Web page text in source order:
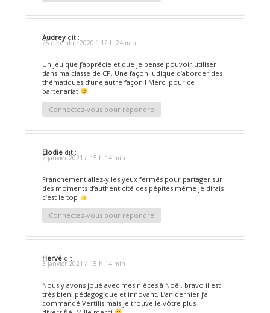
Audrey dit :
25 décembre 2020 à 12 h 24 min
Un jeu que j’apprécie et que je pense pouvoir utiliser
dans ma classe de CP. Une façon ludique d’aborder des
thématiques d’une autre façon ! Merci pour ce
partenariat
Connectez-vous pour répondre
Elodie dit :
2 janvier 2021 à 15 h 14 min
Franchement allez-y les yeux fermés pour partager sur
des moments d’authenticité des pépites même je dirais
c’est le top
Connectez-vous pour répondre
Hervé dit :
3 janvier 2021 à 15 h 14 min
Nous y avons joué avec mes nièces à Noël, bravo il est
très bien, pédagogique et innovant. L’an dernier j’ai
commandé Vertilis mais je trouve le vôtre plus